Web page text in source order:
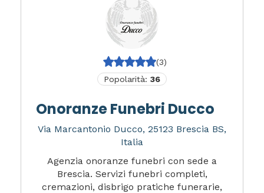
(3)
Popolarità: 36
Onoranze Funebri Ducco
Via Marcantonio Ducco, 25123 Brescia BS,
Italia
Agenzia onoranze funebri con sede a
Brescia. Servizi funebri completi,
cremazioni, disbrigo pratiche funerarie,